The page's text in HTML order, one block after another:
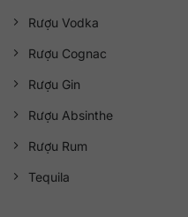
Rượu Vodka
Rượu Cognac
Rượu Gin
Rượu Absinthe
Rượu Rum
Tequila